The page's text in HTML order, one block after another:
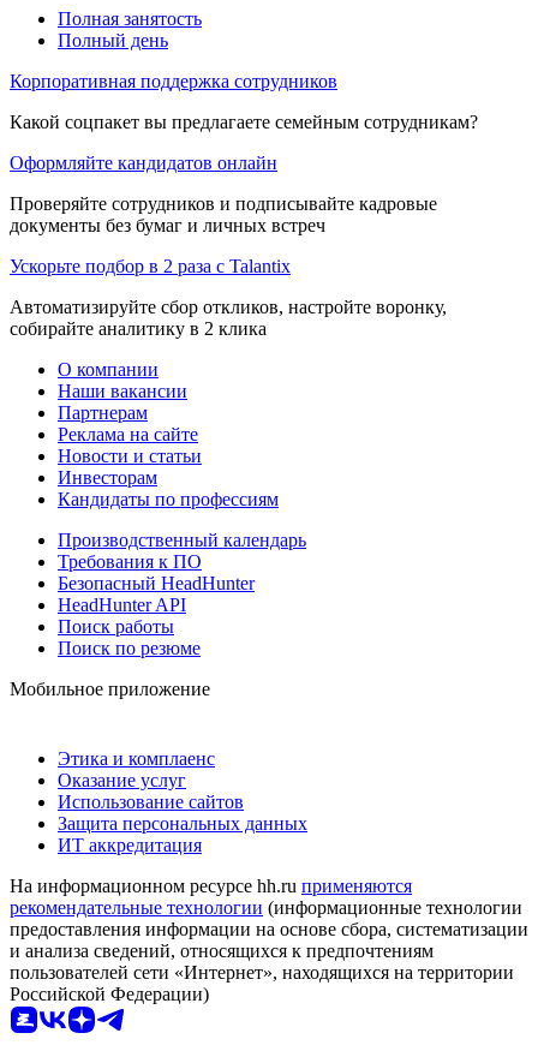
Полная занятость
Полный день
Корпоративная поддержка сотрудников
Какой соцпакет вы предлагаете семейным сотрудникам?
Оформляйте кандидатов онлайн
Проверяйте сотрудников и подписывайте кадровые
документы без бумаг и личных встреч
Ускорьте подбор в 2 раза с Talantix
Автоматизируйте сбор откликов, настройте воронку,
собирайте аналитику в 2 клика
О компании
Наши вакансии
Партнерам
Реклама на сайте
Новости и статьи
Инвесторам
Кандидаты по профессиям
Производственный календарь
Требования к ПО
Безопасный HeadHunter
HeadHunter API
Поиск работы
Поиск по резюме
Мобильное приложение
Этика и комплаенс
Оказание услуг
Использование сайтов
Защита персональных данных
ИТ аккредитация
На информационном ресурсе hh.ru применяются
рекомендательные технологии (информационные технологии
предоставления информации на основе сбора, систематизации
и анализа сведений, относящихся к предпочтениям
пользователей сети «Интернет», находящихся на территории
Российской Федерации)